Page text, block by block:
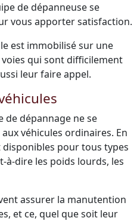
de dépanneuse se
vous apporter satisfaction.
est immobilisé sur une
qui sont difficilement
leur faire appel.
de dépannage ne se
véhicules ordinaires. En
pour tous types
à-dire les poids lourds, les
assurer la manutention
et ce, quel que soit leur